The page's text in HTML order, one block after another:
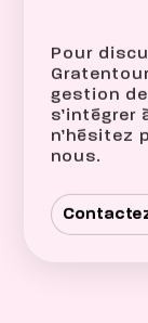
Pour
gestion
s’intégrer
n’hésitez
nous.